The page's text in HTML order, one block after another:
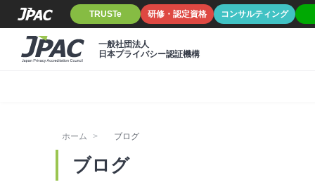
TRUSTe 研修・認定資格 コンサルティング
一般社団法人
日本プライバシー認証機構
ホーム ブログ
ブログ